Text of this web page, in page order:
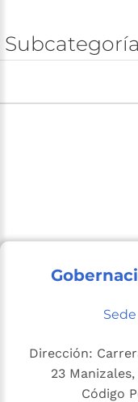
Dirección:
23
Código